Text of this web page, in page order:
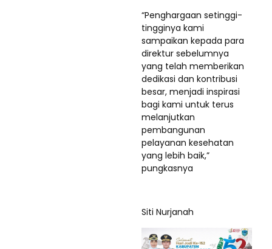
“Penghargaan setinggi-
tingginya kami
sampaikan kepada para
direktur sebelumnya
yang telah memberikan
dedikasi dan kontribusi
besar, menjadi inspirasi
bagi kami untuk terus
melanjutkan
pembangunan
pelayanan kesehatan
yang lebih baik,”
pungkasnya
Siti Nurjanah